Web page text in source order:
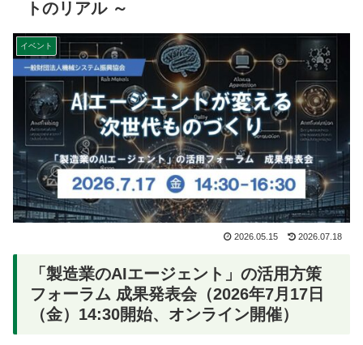
トのリアル ～
イベント
2026.05.15 2026.07.18
「製造業のAIエージェント」の活用方策
フォーラム 成果発表会（2026年7月17日
（金）14:30開始、オンライン開催）